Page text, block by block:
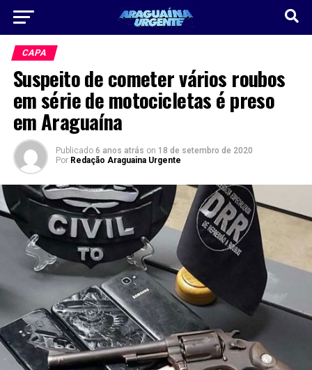
CAPA
Suspeito de cometer vários roubos
em série de motocicletas é preso
em Araguaína
Publicado 6 anos atrás on 18 de setembro de 2020
Por Redação Araguaina Urgente